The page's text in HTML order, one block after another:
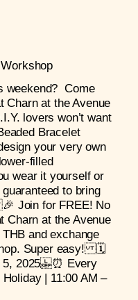
weekend? Come
Charn at the Avenue
lovers won’t want
Bracelet
your very own
filled
wear it yourself or
to bring
Join for FREE! No
at the Avenue
and exchange
Super easy! 🗓
5, 2025 ⏰ Every
| 11:00 AM –